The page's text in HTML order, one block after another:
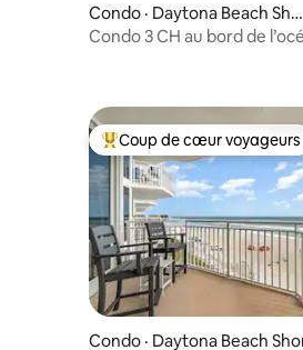
Condo · Daytona Beach Shor
es
Condo 3 CH au bord de
Coup de cœur voyageurs
Coup de cœur voyageurs
Condo · Daytona Beach